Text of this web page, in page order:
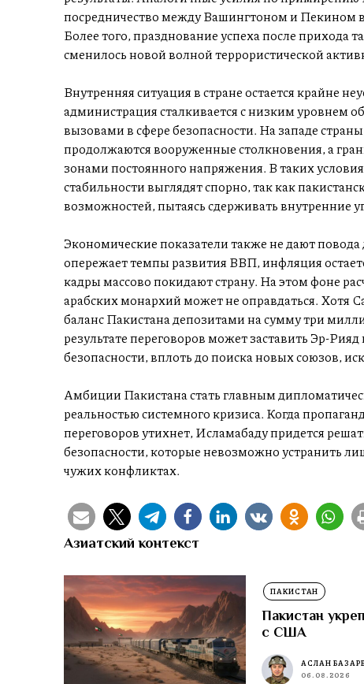
посредничество между Вашингтоном и Пекином
Более того, празднование успеха после прихода
сменилось новой волной террористической
Внутренняя ситуация в стране остается крайне
администрация сталкивается с низким уровнем
вызовами в сфере безопасности. На западе
продолжаются вооруженные столкновения, а
зонами постоянного напряжения. В таких
стабильности выглядят спорно, так как
возможностей, пытаясь сдерживать внутренние
Экономические показатели также не дают повода
опережает темпы развития ВВП, инфляция
кадры массово покидают страну. На этом фоне
арабских монархий может не оправдаться. Хотя
баланс Пакистана депозитами на сумму три
результате переговоров может заставить Эр-
безопасности, вплоть до поиска новых союзов,
Амбиции Пакистана стать главным
реальностью системного кризиса. Когда
переговоров утихнет, Исламабаду придется
безопасности, которые невозможно устранить
чужих конфликтах.
Азиатский контекст
ПАКИСТАН
Пакистан
с США
АСЛАН
06.08.2026